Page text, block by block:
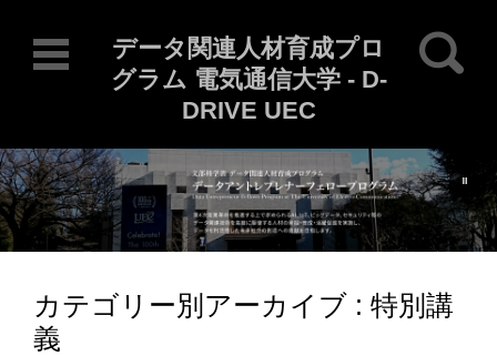
データ関連人材育成プロ
グラム 電気通信大学 - D-
DRIVE UEC
検索:
コンテンツに移動
カテゴリー別アーカイブ : 特別講
義